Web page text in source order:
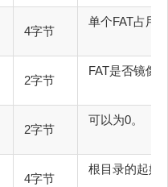
4字节
单个
2字节
FAT是否镜像
2字节
可
4字节
根目录的起